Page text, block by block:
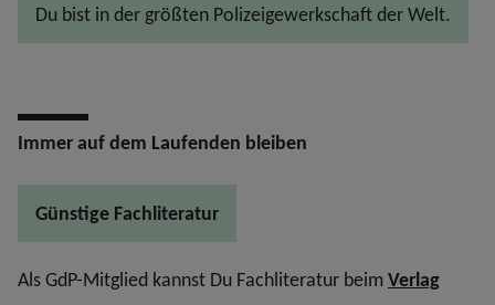
Du bist in der größten Polizeigewerkschaft der Welt.
Immer auf dem Laufenden bleiben
Günstige Fachliteratur
Als GdP-Mitglied kannst Du Fachliteratur beimVerlag